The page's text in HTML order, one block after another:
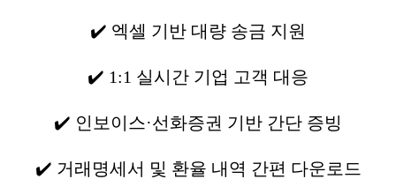
✔️ 엑셀 기반 대량 송금 지원
✔️ 1:1 실시간 기업 고객 대응
✔️ 인보이스·선화증권 기반 간단 증빙
✔️ 거래명세서 및 환율 내역 간편 다운로드